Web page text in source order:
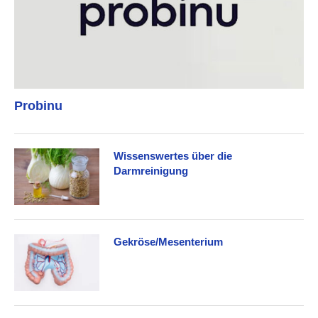
Probinu
Wissenswertes über die
Darmreinigung
Gekröse/Mesenterium